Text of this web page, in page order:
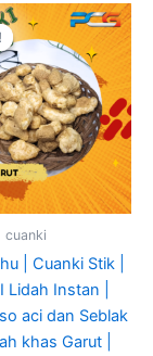
cuanki
| Cuanki Stik |
Lidah Instan |
aci dan Seblak
khas Garut |
aslinya
adalah:
Rp110.000.
Harga
saat
ini
adalah: